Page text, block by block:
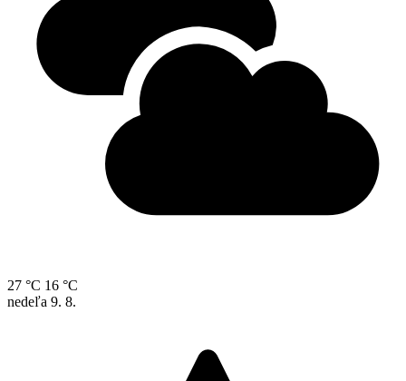
27 °C 16 °C
nedeľa 9. 8.